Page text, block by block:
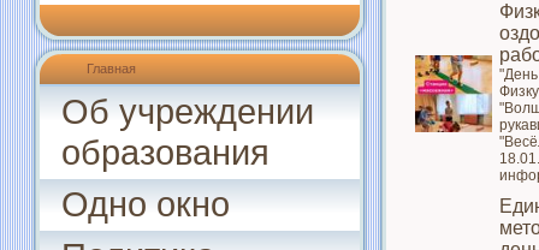
Главная
Об учреждении
образования
Одно окно